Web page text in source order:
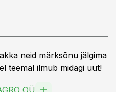
neid märksõnu jälgima
teemal ilmub midagi uut!
OÜ